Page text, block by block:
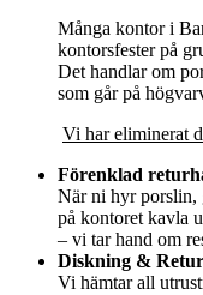
Många kontor i
kontorsfester på
Det handlar om
som går på
Vi har eliminerat
Förenklad
När ni hyr porslin,
på kontoret kavla
– vi tar hand om
Diskning &
Vi hämtar all